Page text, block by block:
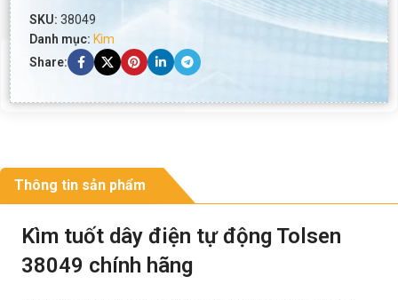
SKU: 38049
Danh mục: Kìm
Share:
Thông tin sản phẩm
Kìm tuốt dây điện tự động Tolsen
38049 chính hãng